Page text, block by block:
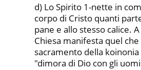
d) Lo Spirito 1-nette in
corpo di Cristo quan­ti
pane e allo stesso calice.
Chiesa manifesta quel che
sacramento della
"dimora di Dio con gli